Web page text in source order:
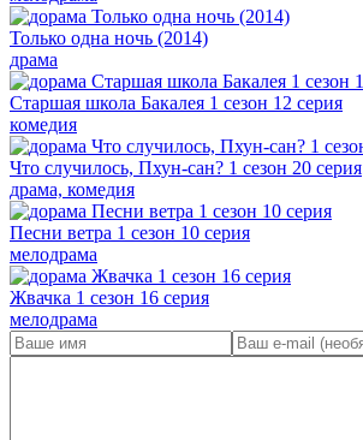
Только одна ночь (2014)
драма
Старшая школа Бакалея 1 сезон 12 серия
комедия
Что случилось, Пхун-сан? 1 сезон 20 серия
драма, комедия
Песни ветра 1 сезон 10 серия
мелодрама
Жвачка 1 сезон 16 серия
мелодрама